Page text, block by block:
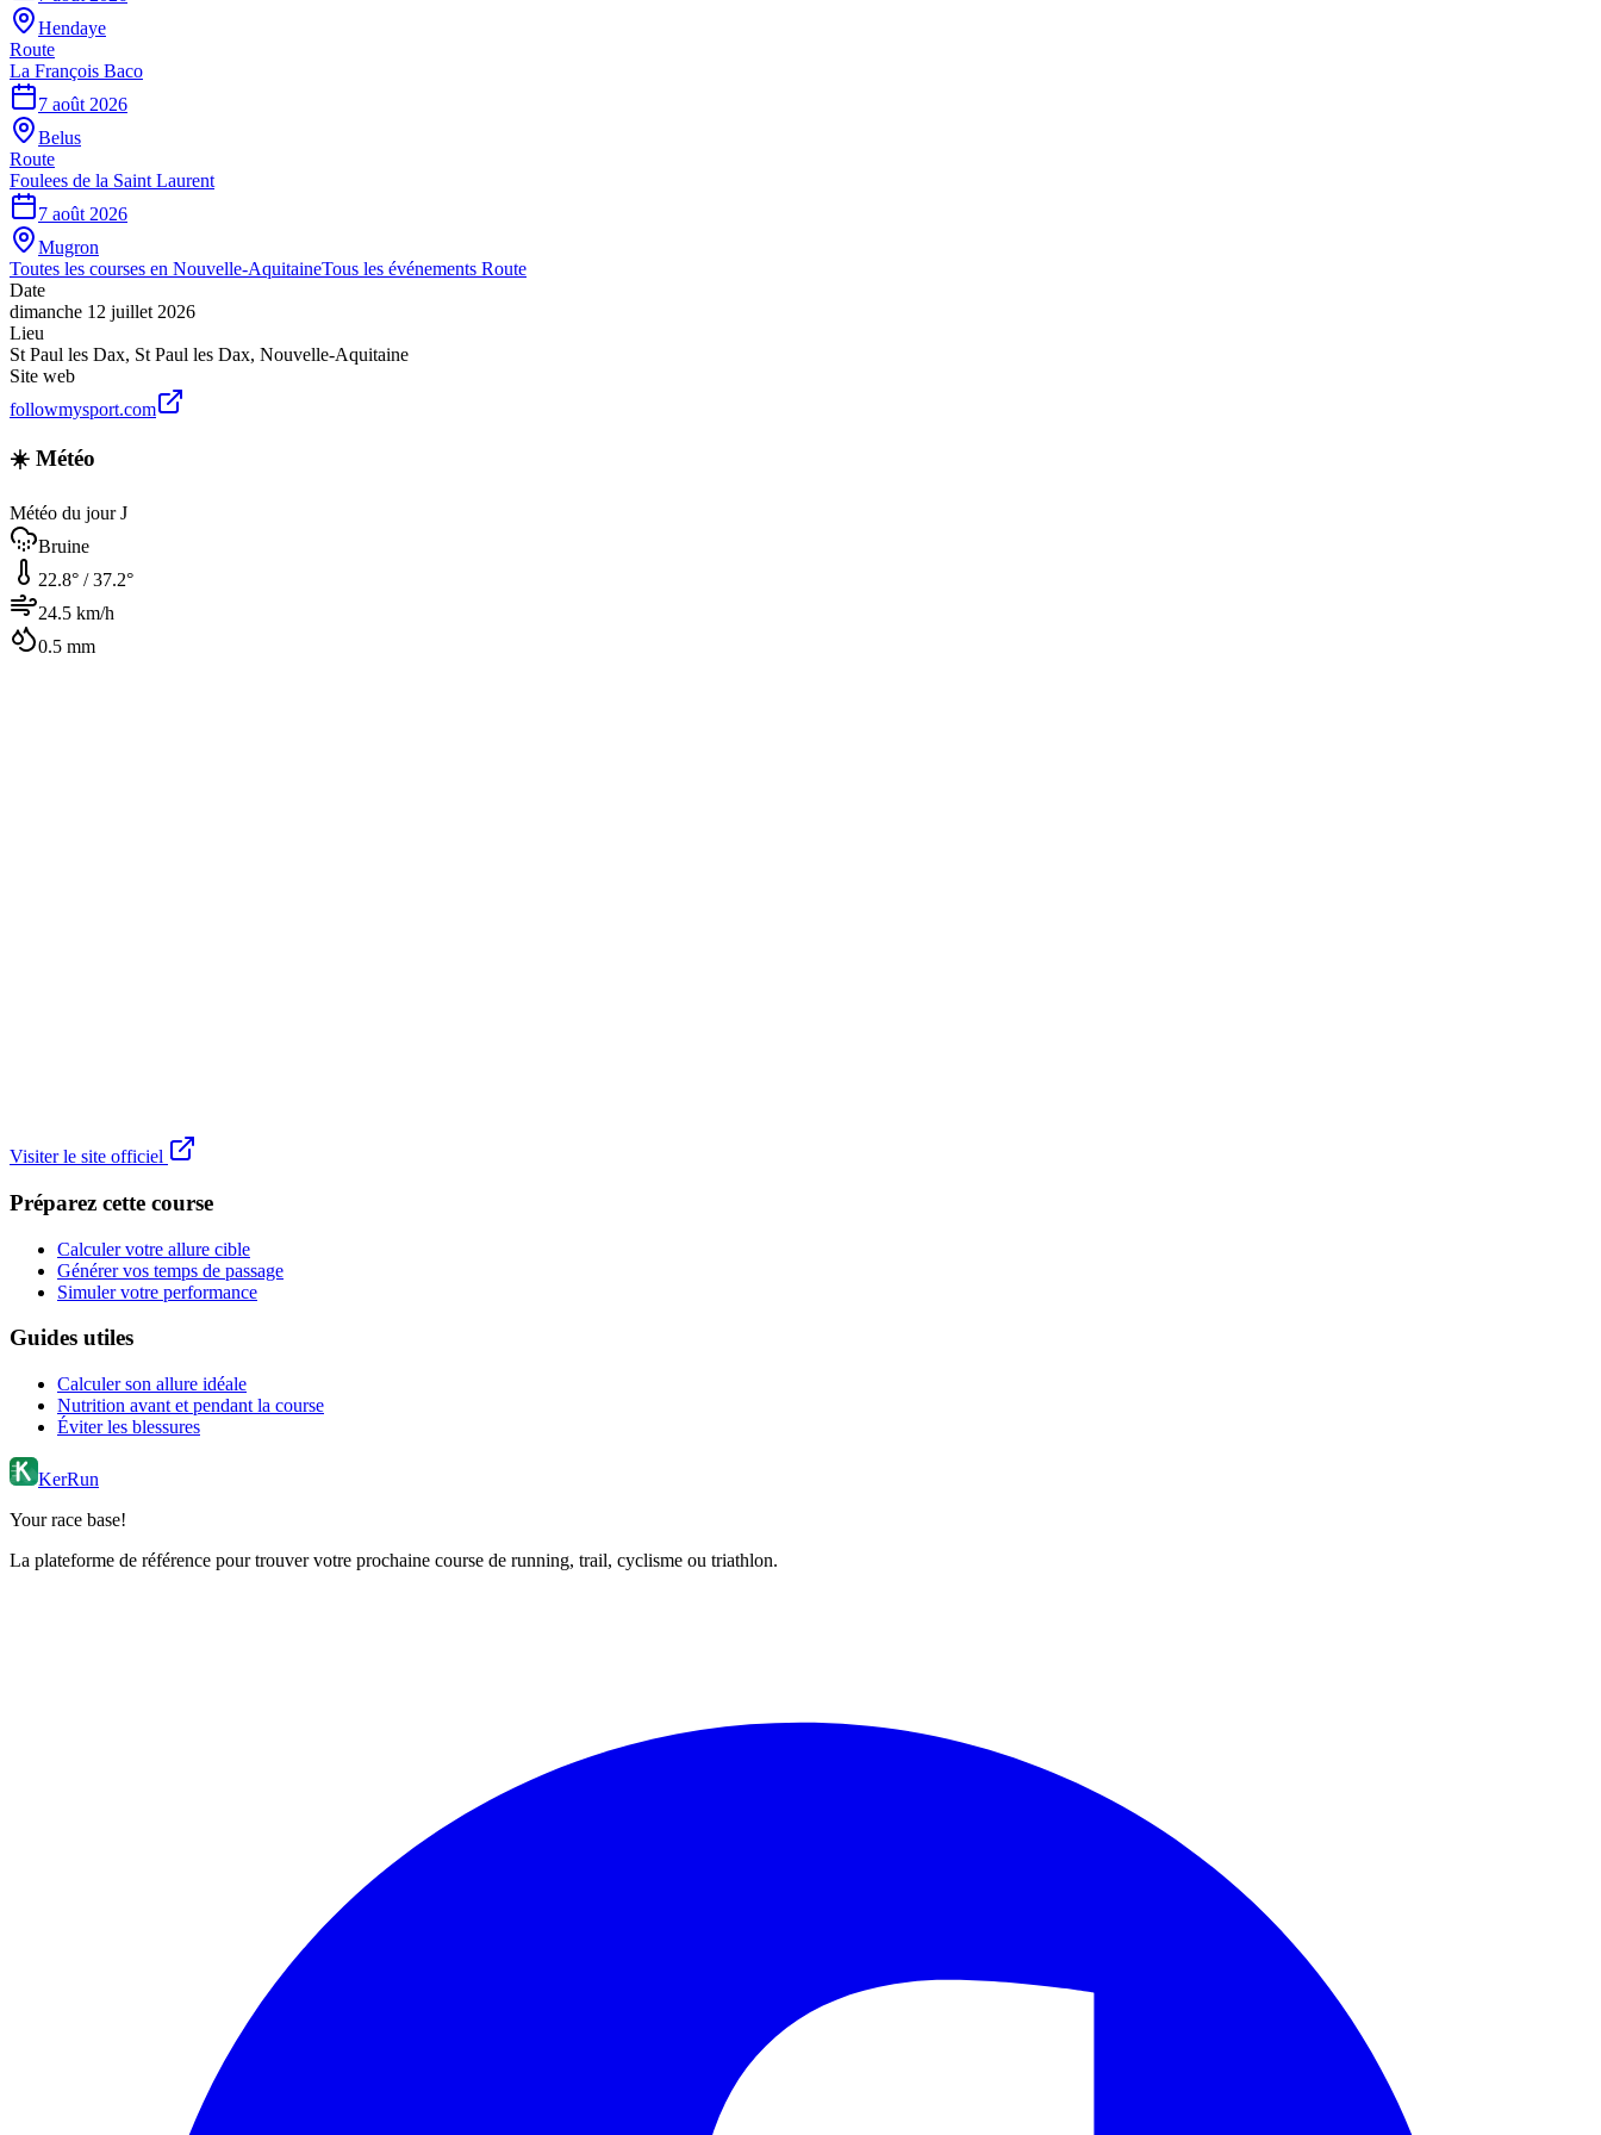
Hendaye
Route
La François Baco
7 août 2026
Belus
Route
Foulees de la Saint Laurent
7 août 2026
Mugron
Toutes les courses en Nouvelle-AquitaineTous les événements Route
Date
dimanche 12 juillet 2026
Lieu
St Paul les Dax, St Paul les Dax, Nouvelle-Aquitaine
Site web
followmysport.com
☀️ Météo
Météo du jour J
Bruine
22.8° /37.2°
24.5 km/h
0.5 mm
Visiter le site officiel
Préparez cette course
Calculer votre allure cible
Générer vos temps de passage
Simuler votre performance
Guides utiles
Calculer son allure idéale
Nutrition avant et pendant la course
Éviter les blessures
KerRun
Your race base!
La plateforme de référence pour trouver votre prochaine course de running, trail, cyclisme ou triathlon.